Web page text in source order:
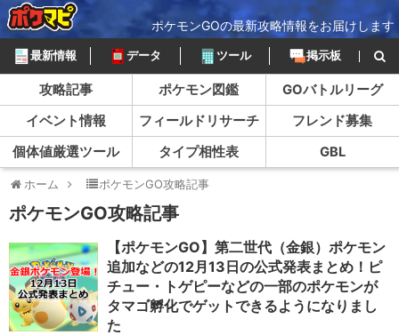
ポケモンGOの最新攻略情報をお届けします
最新情報 データ ツール 掲示板
攻略記事 ポケモン図鑑
GOバトルリーグ
イベント情報
フィールドリサーチ
フレンド募集
個体値厳選ツール
タイプ相性表 GBL
ホーム ポケモンGO攻略記事
ポケモンGO攻略記事
【ポケモンGO】第二世代（金銀）ポケモン
追加などの12月13日の公式発表まとめ！ピ
チュー・トゲピーなどの一部のポケモンが
タマゴ孵化でゲットできるようになりまし
た